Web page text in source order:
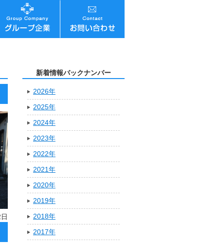
新着情報バックナンバー
2026年
2025年
2024年
2023年
2022年
2021年
2020年
2019年
2018年
2017年